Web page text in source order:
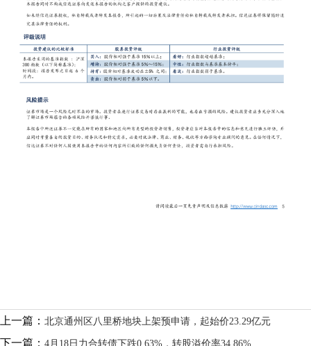
上一篇： 北京通州区八里桥地块上架预申请，起始价23.29亿元
下一篇： 4月18日力合转债下跌0.63%，转股溢价率34.86%